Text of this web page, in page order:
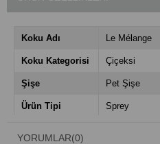
Koku Adı Le Mélange
Koku Kategorisi Çiçeksi
Şişe Pet Şişe
Ürün Tipi Sprey
YORUMLAR(0)